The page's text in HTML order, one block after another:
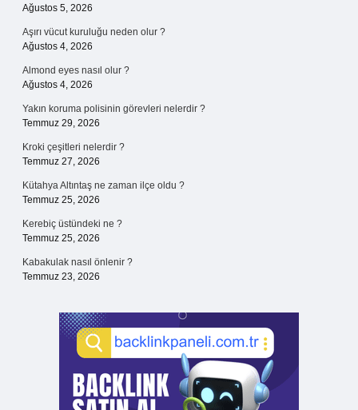
Ağustos 5, 2026
Aşırı vücut kuruluğu neden olur ?
Ağustos 4, 2026
Almond eyes nasıl olur ?
Ağustos 4, 2026
Yakın koruma polisinin görevleri nelerdir ?
Temmuz 29, 2026
Kroki çeşitleri nelerdir ?
Temmuz 27, 2026
Kütahya Altıntaş ne zaman ilçe oldu ?
Temmuz 25, 2026
Kerebiç üstündeki ne ?
Temmuz 25, 2026
Kabakulak nasıl önlenir ?
Temmuz 23, 2026